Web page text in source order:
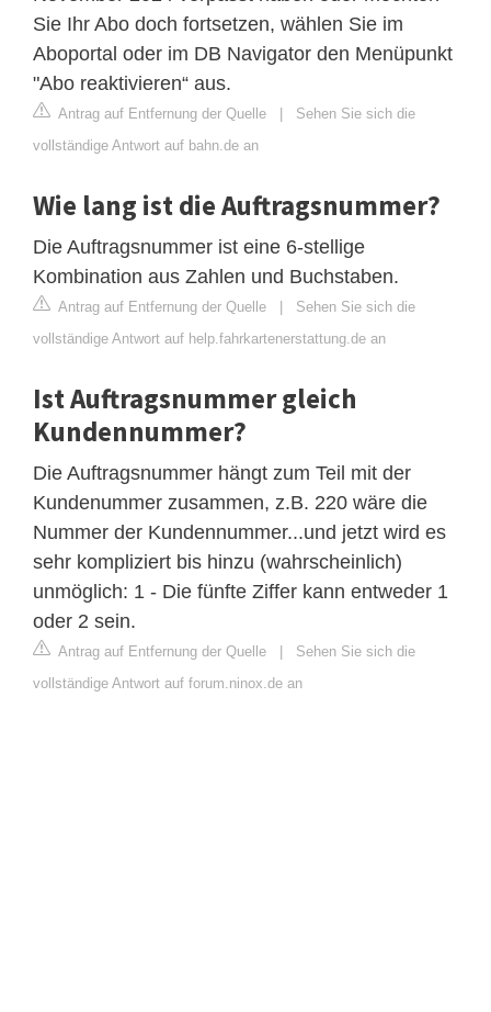
Sie Ihr Abo doch fortsetzen, wählen Sie im
Aboportal oder im DB Navigator den Menüpunkt
"Abo reaktivieren“ aus.
Antrag auf Entfernung der Quelle | Sehen Sie sich die
vollständige Antwort auf bahn.de an
Wie lang ist die Auftragsnummer?
Die Auftragsnummer ist eine 6-stellige
Kombination aus Zahlen und Buchstaben.
Antrag auf Entfernung der Quelle | Sehen Sie sich die
vollständige Antwort auf help.fahrkartenerstattung.de an
Ist Auftragsnummer gleich
Kundennummer?
Die Auftragsnummer hängt zum Teil mit der
Kundenummer zusammen, z.B. 220 wäre die
Nummer der Kundennummer...und jetzt wird es
sehr kompliziert bis hinzu (wahrscheinlich)
unmöglich: 1 - Die fünfte Ziffer kann entweder 1
oder 2 sein.
Antrag auf Entfernung der Quelle | Sehen Sie sich die
vollständige Antwort auf forum.ninox.de an